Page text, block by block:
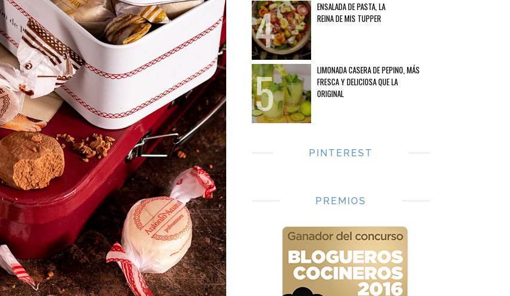
ENSALADA DE PASTA, LA
REINA DE MIS TUPPER
LIMONADA CASERA DE PEPINO, MÁS
FRESCA Y DELICIOSA QUE LA
ORIGINAL
PINTEREST
PREMIOS